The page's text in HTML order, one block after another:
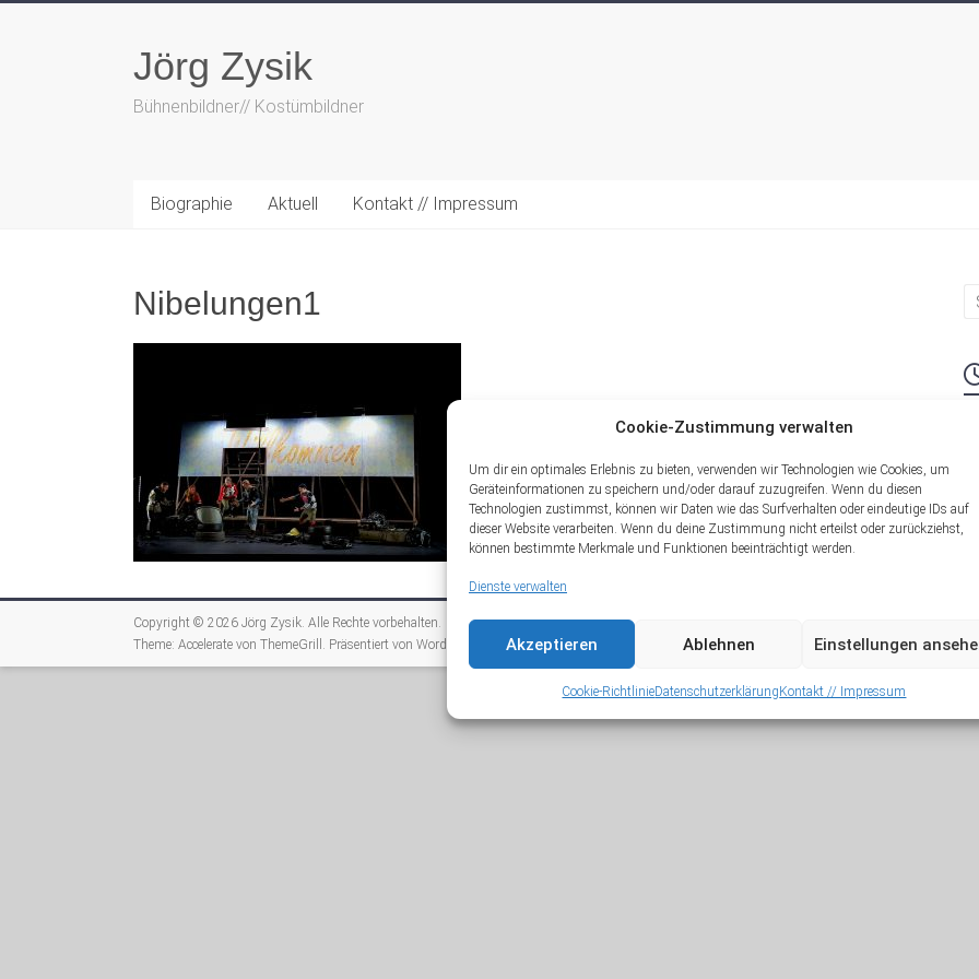
Cookie-Zustimmung verwalten
Um dir ein optimales Erlebnis zu bieten, verwenden wir Technologien wie Cookies, um
Geräteinformationen zu speichern und/oder darauf zuzugreifen. Wenn du diesen
Technologien zustimmst, können wir Daten wie das Surfverhalten oder eindeutige IDs auf
dieser Website verarbeiten. Wenn du deine Zustimmung nicht erteilst oder zurückziehst,
können bestimmte Merkmale und Funktionen beeinträchtigt werden.
Dienste verwalten
Akzeptieren Ablehnen Einstellungen
Cookie-RichtlinieDatenschutzerklärung Kontakt // Impressum
Jörg Zysik
Bühnenbildner// Kostümbildner
Biographie Aktuell Kontakt // Impressum
Nibelungen1
Copyright © 2026 Jörg Zysik. Alle Rechte vorbehalten.
Theme: Accelerate von ThemeGrill. Präsentiert von WordPress